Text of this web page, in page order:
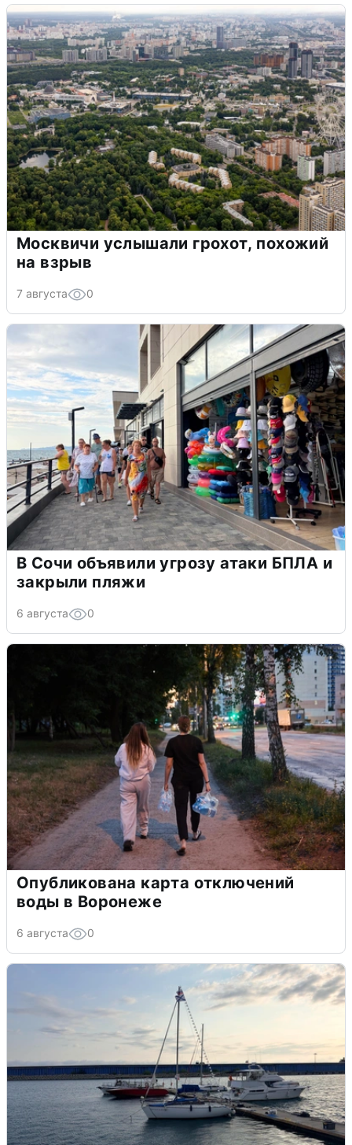
Москвичи услышали грохот, похожий
на взрыв
7 августа 0
В Сочи объявили угрозу атаки БПЛА и
закрыли пляжи
6 августа 0
Опубликована карта отключений
воды в Воронеже
6 августа 0